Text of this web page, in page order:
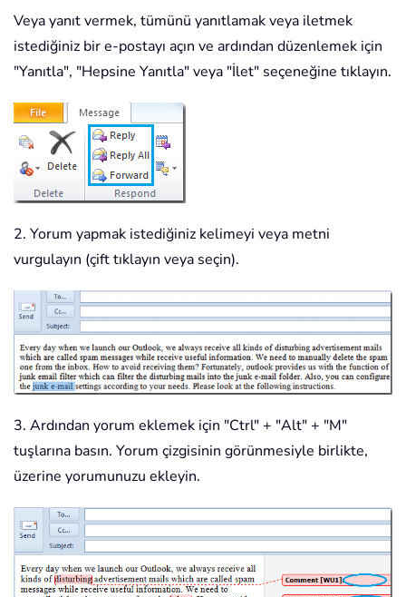
Veya yanıt vermek, tümünü yanıtlamak veya iletmek
istediğiniz bir e-postayı açın ve ardından düzenlemek için
"Yanıtla", "Hepsine Yanıtla" veya "İlet" seçeneğine tıklayın.
2. Yorum yapmak istediğiniz kelimeyi veya metni
vurgulayın (çift tıklayın veya seçin).
3. Ardından yorum eklemek için "Ctrl" + "Alt" + "M"
tuşlarına basın. Yorum çizgisinin görünmesiyle birlikte,
üzerine yorumunuzu ekleyin.